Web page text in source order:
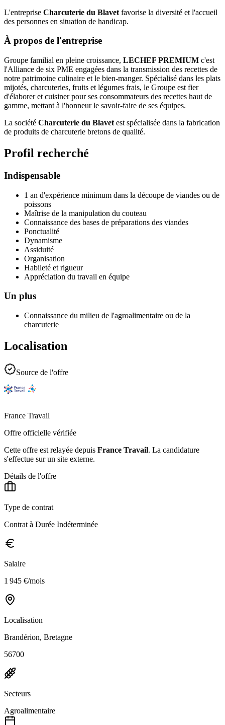
L'entreprise Charcuterie du Blavet favorise la diversité et l'accueil
des personnes en situation de handicap.
À propos de l'entreprise
Groupe familial en pleine croissance, LECHEF PREMIUM c'est
l'Alliance de six PME engagées dans la transmission des recettes de
notre patrimoine culinaire et le bien-manger. Spécialisé dans les plats
mijotés, charcuteries, fruits et légumes frais, le Groupe est fier
d'élaborer et cuisiner pour ses consommateurs des recettes haut de
gamme, mettant à l'honneur le savoir-faire de ses équipes.
La société Charcuterie du Blavet est spécialisée dans la fabrication
de produits de charcuterie bretons de qualité.
Profil recherché
Indispensable
1 an d'expérience minimum dans la découpe de viandes ou de
poissons
Maîtrise de la manipulation du couteau
Connaissance des bases de préparations des viandes
Ponctualité
Dynamisme
Assiduité
Organisation
Habileté et rigueur
Appréciation du travail en équipe
Un plus
Connaissance du milieu de l'agroalimentaire ou de la
charcuterie
Localisation
Source de l'offre
France Travail
Offre officielle vérifiée
Cette offre est relayée depuis France Travail. La candidature
s'effectue sur un site externe.
Détails de l'offre
Type de contrat
Contrat à Durée Indéterminée
Salaire
1 945 €/mois
Localisation
Brandérion, Bretagne
56700
Secteurs
Agroalimentaire